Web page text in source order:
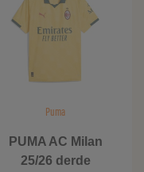
Puma
PUMA AC Milan
25/26 derde